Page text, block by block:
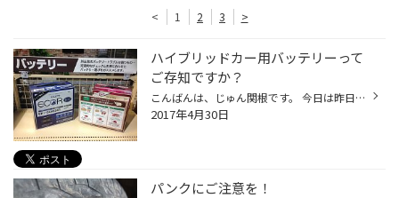
< 1 2 3 >
ハイブリッドカー用バッテリーって
ご存知ですか？
こんばんは、じゅん関根です。 今日は昨日と変わって快晴でしたね！ｵﾃﾞｶｹｶﾞｼﾀｲ・・・ 最近になって当店で増えているトラブルが、プリウスのバッテリーが上がったってトラブルなんです。 実はハイブリッドカーにもバッテリーが搭載されているんです！しかも電源を入れるだけのバッテリーなので約５年...
2017年4月30日
パンクにご注意を！